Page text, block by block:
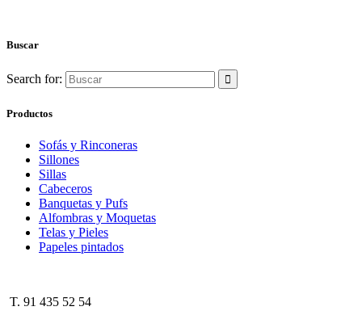
Buscar
Search for:
Productos
Sofás y Rinconeras
Sillones
Sillas
Cabeceros
Banquetas y Pufs
Alfombras y Moquetas
Telas y Pieles
Papeles pintados
T. 91 435 52 54